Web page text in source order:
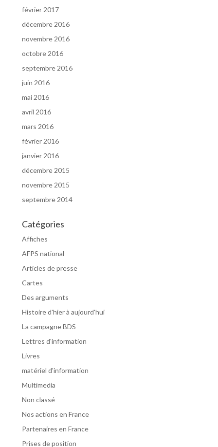
février 2017
décembre 2016
novembre 2016
octobre 2016
septembre 2016
juin 2016
mai 2016
avril 2016
mars 2016
février 2016
janvier 2016
décembre 2015
novembre 2015
septembre 2014
Catégories
Affiches
AFPS national
Articles de presse
Cartes
Des arguments
Histoire d'hier à aujourd'hui
La campagne BDS
Lettres d'information
Livres
matériel d'information
Multimedia
Non classé
Nos actions en France
Partenaires en France
Prises de position